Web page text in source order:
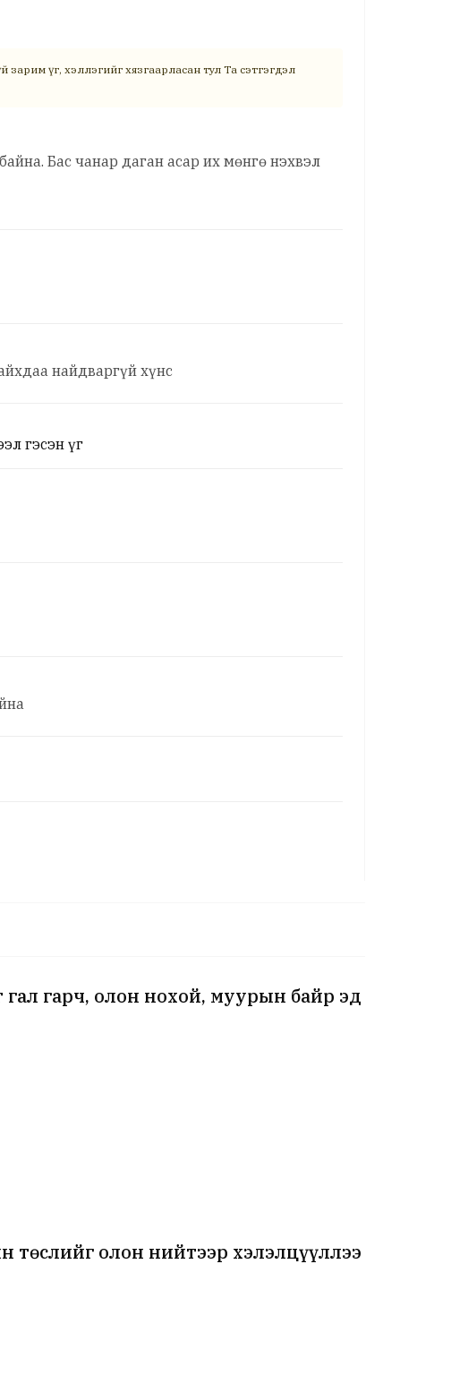
үг, хэллэгийг хязгаарласан тул Та сэтгэгдэл
Бас чанар даган асар их мөнгө нэхвэл
найдваргүй хүнс
гэсэн үг
гарч, олон нохой, муурын байр эд
олон нийтээр хэлэлцүүллээ